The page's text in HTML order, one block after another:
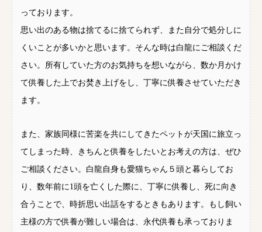
っております。
思い出のある物は捨てるに捨てられず、また自分で処分しに
くいことが多いかと思います。そんな時は白龍にご相談くだ
さい。所有していた方のお気持ちを想いながら、数か月かけ
て供養した上でお焚き上げをし、丁寧に供養させていただき
ます。
また、家族同様に苦楽を共にしてきたペットが天国に旅立っ
てしまった時、きちんと供養をしたいとお考えの方は、ぜひ
ご相談ください。白龍自身も愛猫ちゃん５頭と暮らしてお
り、数年前に1頭を亡くした際に、丁寧に供養し、死に向き
合うことで、時折思い出話をするときもあります。もし飼い
主様の方で供養が難しい場合は、永代供養も承っておりま